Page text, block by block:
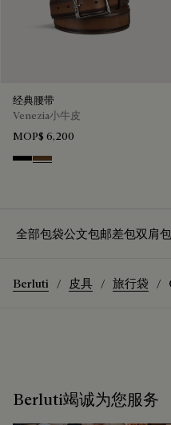
经典腰带
Venezia小牛皮
MOP$ 6,200
NeroTobacco Bis
全部包袋公文包邮差包双肩包
Berluti 皮具 旅行袋
Berluti竭诚为您服务